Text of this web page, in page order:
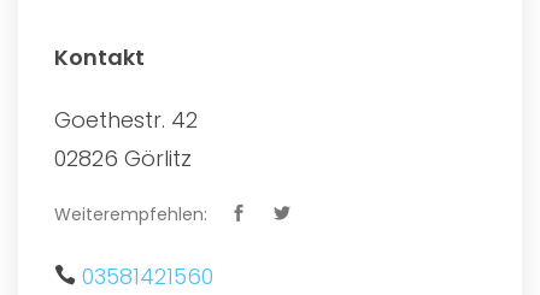
Kontakt
Goethestr. 42
02826 Görlitz
Weiterempfehlen:
03581421560